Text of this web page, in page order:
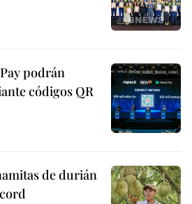
podrán
códigos QR
de durián